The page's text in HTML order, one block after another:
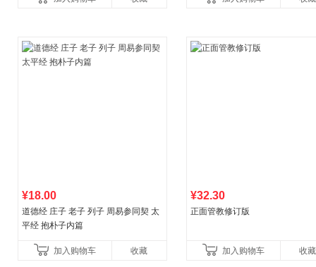
¥18.00
道德经 庄子 老子 列子 周易参同契 太
平经 抱朴子内篇
加入购物车 收藏
¥32.30
正面管教修订版
加入购物车 收藏